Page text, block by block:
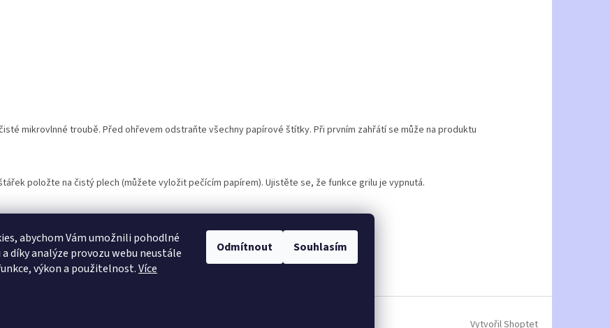
abychom Vám umožnili pohodlné
díky analýze provozu webu neustále
výkon a použitelnost.Více
Odmítnout Souhlasím
mikrovlnné troubě. Před ohřevem odstraňte všechny papírové štítky. Při prvním zahřátí se může na produktu
položte na čistý plech (můžete vyložit pečícím papírem). Ujistěte se, že funkce grilu je vypnutá.
před vlhkostí. Vložte do lednice na max. 2 hodiny, do mrazáku max. na 1 hodinu.
Vytvořil Shoptet